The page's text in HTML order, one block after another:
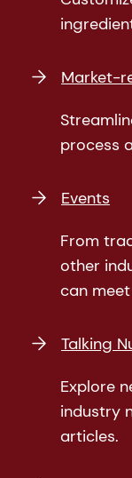
Market-
process
Events
From
other
can
Talking
Explore
industry
articles.